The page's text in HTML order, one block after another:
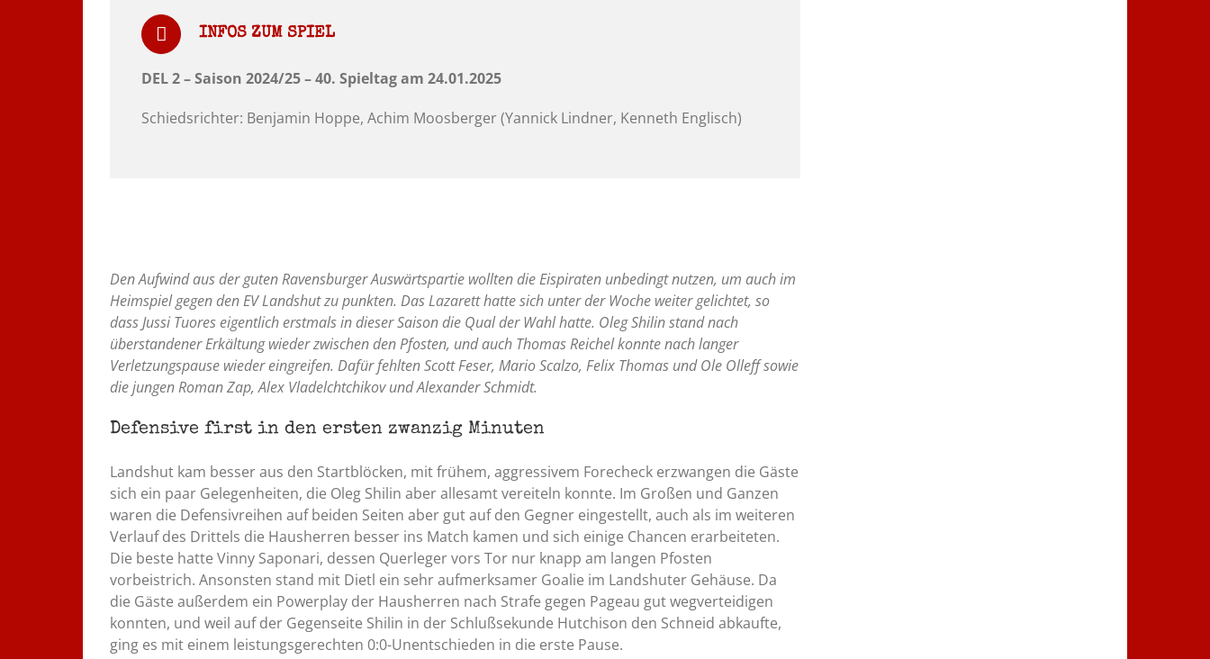
INFOS ZUM SPIEL
DEL 2 – Saison 2024/25 – 40. Spieltag am 24.01.2025
Schiedsrichter: Benjamin Hoppe, Achim Moosberger (Yannick Lindner, Kenneth Englisch)
Den Aufwind aus der guten Ravensburger Auswärtspartie wollten die Eispiraten unbedingt nutzen, um auch im
Heimspiel gegen den EV Landshut zu punkten. Das Lazarett hatte sich unter der Woche weiter gelichtet, so
dass Jussi Tuores eigentlich erstmals in dieser Saison die Qual der Wahl hatte. Oleg Shilin stand nach
überstandener Erkältung wieder zwischen den Pfosten, und auch Thomas Reichel konnte nach langer
Verletzungspause wieder eingreifen. Dafür fehlten Scott Feser, Mario Scalzo, Felix Thomas und Ole Olleff sowie
die jungen Roman Zap, Alex Vladelchtchikov und Alexander Schmidt.
Defensive first in den ersten zwanzig Minuten
Landshut kam besser aus den Startblöcken, mit frühem, aggressivem Forecheck erzwangen die Gäste
sich ein paar Gelegenheiten, die Oleg Shilin aber allesamt vereiteln konnte. Im Großen und Ganzen
waren die Defensivreihen auf beiden Seiten aber gut auf den Gegner eingestellt, auch als im weiteren
Verlauf des Drittels die Hausherren besser ins Match kamen und sich einige Chancen erarbeiteten.
Die beste hatte Vinny Saponari, dessen Querleger vors Tor nur knapp am langen Pfosten
vorbeistrich. Ansonsten stand mit Dietl ein sehr aufmerksamer Goalie im Landshuter Gehäuse. Da
die Gäste außerdem ein Powerplay der Hausherren nach Strafe gegen Pageau gut wegverteidigen
konnten, und weil auf der Gegenseite Shilin in der Schlußsekunde Hutchison den Schneid abkaufte,
ging es mit einem leistungsgerechten 0:0-Unentschieden in die erste Pause.